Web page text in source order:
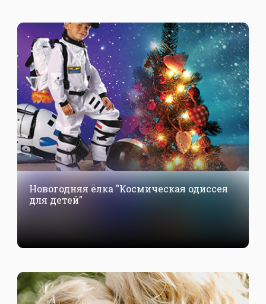
Новогодняя ёлка "Космическая одиссея
для детей"